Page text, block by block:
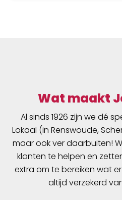
Wat maakt
Al sinds 1926 zijn we dé
Lokaal (in Renswoude,
maar ook ver daarbuiten!
klanten te helpen en
extra om te bereiken wat
altijd verzekerd